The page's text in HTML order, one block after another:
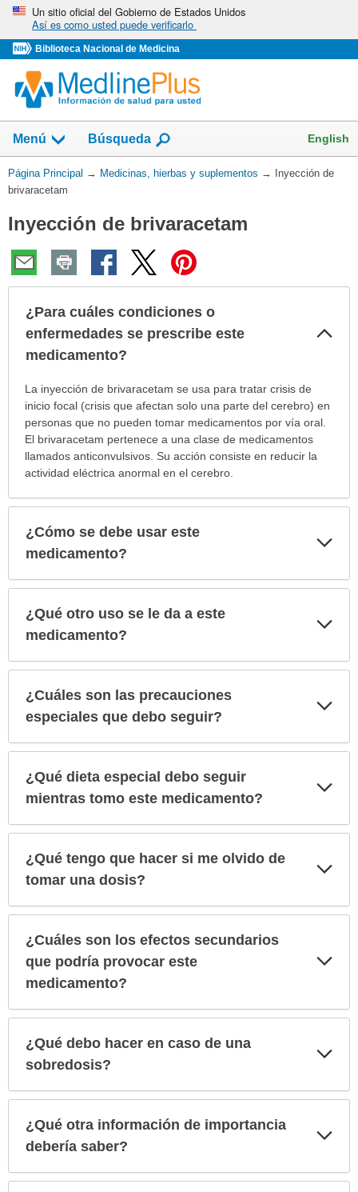
Omita
vaya
al
Contenido
Un sitio oficial del Gobierno de Estados Unidos
Así es como usted puede verificarlo
Biblioteca Nacional de Medicina
Menú
Mostrar
campo
de
Búsqueda English
Usted
está
Página Principal → Medicinas, hierbas y suplementos → Inyección de
brivaracetam
Inyección de brivaracetam
¿Para cuáles condiciones o
enfermedades se prescribe este
medicamento?
¿Para
cuáles
condiciones
enfermedades
este
medicamento?
sido
La inyección de brivaracetam se usa para tratar crisis de
inicio focal (crisis que afectan solo una parte del cerebro) en
personas que no pueden tomar medicamentos por vía oral.
El brivaracetam pertenece a una clase de medicamentos
llamados anticonvulsivos. Su acción consiste en reducir la
actividad eléctrica anormal en el cerebro.
¿Cómo se debe usar este
medicamento?
¿Qué otro uso se le da a este
medicamento?
¿Cuáles son las precauciones
especiales que debo seguir?
¿Qué dieta especial debo seguir
mientras tomo este medicamento?
¿Qué tengo que hacer si me olvido de
tomar una dosis?
¿Cuáles son los efectos secundarios
que podría provocar este
medicamento?
¿Qué debo hacer en caso de una
sobredosis?
¿Qué otra información de importancia
debería saber?